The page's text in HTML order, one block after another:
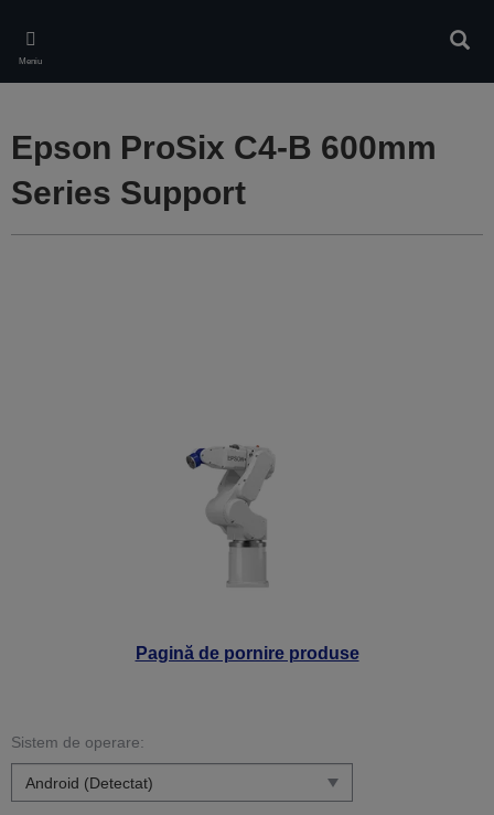
main
content
Meniu
Pagină de pornire produse
Epson ProSix C4-B 600mm
Series Support
Sistem de operare: